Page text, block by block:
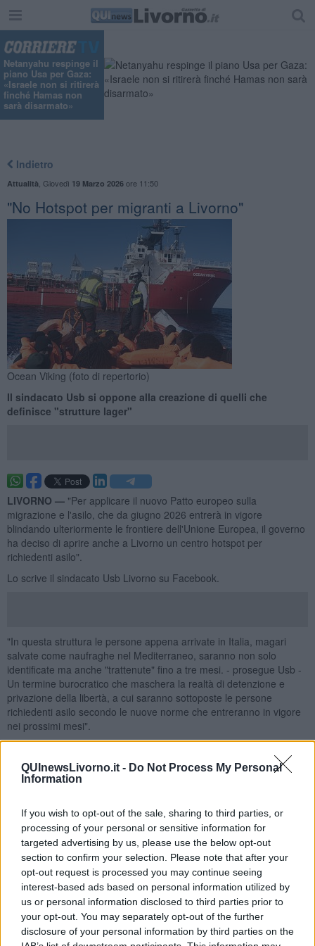
QUInewsLivorno.it - Do Not Process My Personal
Information
If you wish to opt-out of the sale, sharing to third parties, or
processing of your personal or sensitive information for
targeted advertising by us, please use the below opt-out
section to confirm your selection. Please note that after your
opt-out request is processed you may continue seeing
interest-based ads based on personal information utilized by
us or personal information disclosed to third parties prior to
your opt-out. You may separately opt-out of the further
disclosure of your personal information by third parties on the
Netanyahu respinge il
piano Usa per Gaza:
«Israele non si ritirerà
finché Hamas non
sarà disarmato»
Indietro
Attualità Giovedì 19 Marzo 2026ore 11:50
"No Hotspot per migranti a Livorno"
Ocean Viking (foto di repertorio)
Il sindacato Usb si oppone alla creazione di quelli che
definisce "strutture lager"
LIVORNO — "Per applicare il nuovo Patto europeo sulla
migrazione e l'asilo, che da giugno 2026 entrerà in vigore
blindando ulteriormente le frontiere dell'Unione Europea, il governo
ha deciso di aprire anche a Livorno un centro hotspot per
richiedenti asilo".
Lo scrive il sindacato Usb Livorno su Facebook.
"In questa struttura le persone appena arrivate in Italia, magari
salvate come naufraghe nel Mediterraneo, saranno non solo
identificate ma anche "trattenute" fino a tre mesi. - prosegue Usb -
Un termine burocratico che maschera la realtà di detenzione e
privazione della libertà, a cui saranno sottoposte le persone
richiedenti asilo secondo le nuove norme che entreranno in vigore
nei prossimi mesi".
"Secondo la riforma europea che il governo si prepara ad applicare
con un nuovo disegno di legge approvato lo scorso 11 febbraio,
anticipato in alcuni aspetti già dal decreto Cutro, - aggiunge Usb - i
sarà imposta a chi presenta una domanda di asilo considerata
“infondata” o a richiedenti asilo provenienti da paesi che hanno un
tasso di accettazione delle richieste di asilo per i propri cittadini
inferiore al 20%. Un criterio che comprenderebbe anche persone
provenienti da Nigeria, Somalia, Sierra Leone".
"La procedura accelerata prevede la permanenza in una struttura
di detenzione in frontiera, allo scopo di impedire l’ingresso nell’UE,
in attesa che la domanda di asilo venga processata entro un
massimo di 3 mesi. - continua Usb -Questo porterà a privazione